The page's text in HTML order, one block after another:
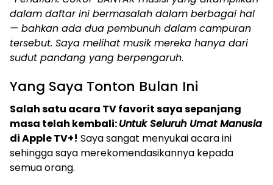
dalam daftar ini bermasalah dalam berbagai hal
— bahkan ada dua pembunuh dalam campuran
tersebut. Saya melihat musik mereka hanya dari
sudut pandang yang berpengaruh.
Yang Saya Tonton Bulan Ini
Salah satu acara TV favorit saya sepanjang
masa telah kembali:Untuk Seluruh Umat Manusia
di Apple TV+! Saya sangat menyukai acara ini
sehingga saya merekomendasikannya kepada
semua orang.